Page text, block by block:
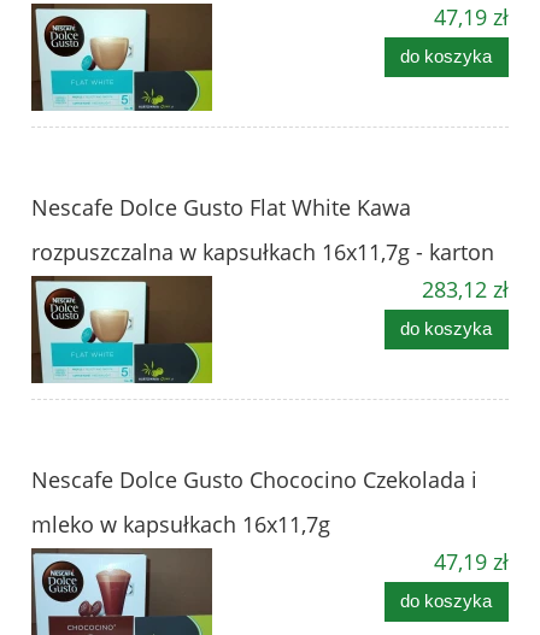
47,19 zł
do koszyka
Nescafe Dolce Gusto Flat White Kawa
rozpuszczalna w kapsułkach 16x11,7g - karton
283,12 zł
do koszyka
Nescafe Dolce Gusto Chococino Czekolada i
mleko w kapsułkach 16x11,7g
47,19 zł
do koszyka